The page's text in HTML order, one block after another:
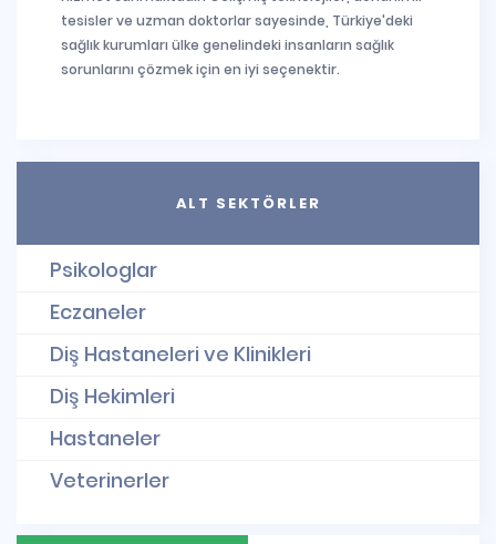
tesisler ve uzman doktorlar sayesinde, Türkiye'deki
sağlık kurumları ülke genelindeki insanların sağlık
sorunlarını çözmek için en iyi seçenektir.
ALT SEKTÖRLER
Psikologlar
Eczaneler
Diş Hastaneleri ve Klinikleri
Diş Hekimleri
Hastaneler
Veterinerler